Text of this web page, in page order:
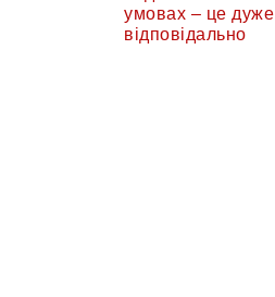
умовах – це дуже
відповідально